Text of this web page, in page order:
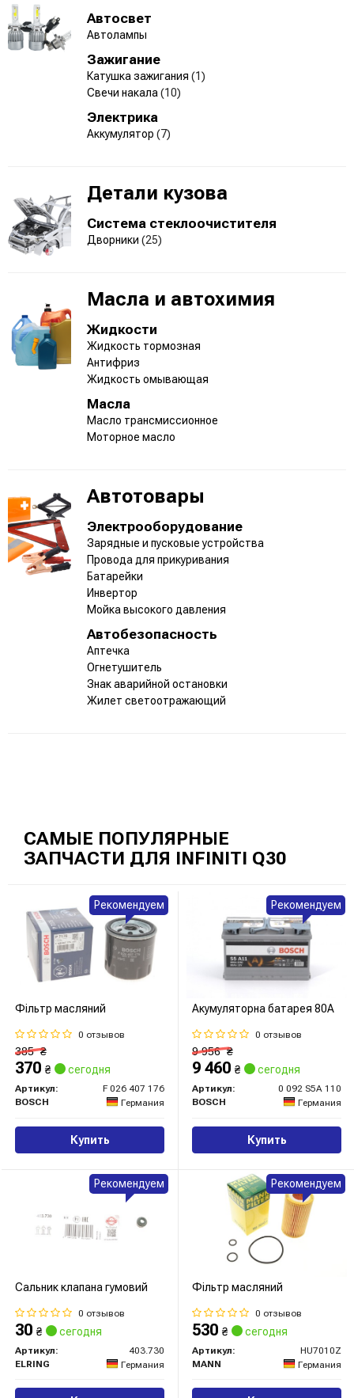
Автосвет
Автолампы
Зажигание
Катушка зажигания (1)
Свечи накала (10)
Электрика
Аккумулятор (7)
Детали кузова
Система стеклоочистителя
Дворники (25)
Масла и автохимия
Жидкости
Жидкость тормозная
Антифриз
Жидкость омывающая
Масла
Масло трансмиссионное
Моторное масло
Автотовары
Электрооборудование
Зарядные и пусковые устройства
Провода для прикуривания
Батарейки
Инвертор
Мойка высокого давления
Автобезопасность
Аптечка
Огнетушитель
Знак аварийной остановки
Жилет светоотражающий
САМЫЕ ПОПУЛЯРНЫЕ
ЗАПЧАСТИ ДЛЯ INFINITI Q30
Фільтр масляний
0 отзывов
385₴
370 ₴ сегодня
Артикул:
F 026 407 176
BOSCH
Германия
Купить
Рекомендуем
Акумуляторна батарея 80А
0 отзывов
9 956₴
9 460 ₴ сегодня
Артикул:
0 092 S5A 110
BOSCH
Германия
Купить
Рекомендуем
Сальник клапана гумовий
0 отзывов
30 ₴ сегодня
Артикул:
403.730
ELRING
Германия
Рекомендуем
Фільтр масляний
0 отзывов
530 ₴ сегодня
Артикул:
HU7010Z
MANN
Германия
Рекомендуем